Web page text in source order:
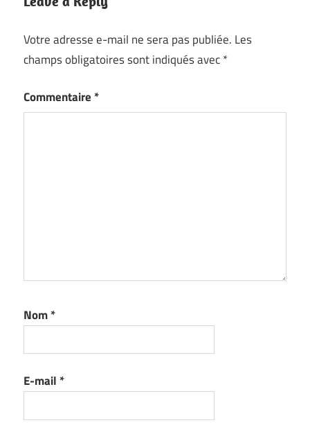
Votre adresse e-mail ne sera pas publiée. Les
champs obligatoires sont indiqués avec*
Commentaire *
Nom*
E-mail *